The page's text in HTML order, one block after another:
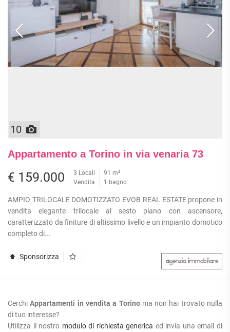
10
Appartamento a Torino in via venaria 73
€ 159.000
3 Locali
Vendita
91 m²
1 bagno
AMPIO TRILOCALE DOMOTIZZATO EVOB REAL ESTATE propone in
vendita elegante trilocale al sesto piano con ascensore,
caratterizzato da finiture di altissimo livello e un impianto domotico
completo di...
Sponsorizza
CerchiAppartamenti in vendita a Torinoma non hai trovato nulla
di tuo interesse?
Utilizza il nostro modulo di richiesta generica ed invia una email di